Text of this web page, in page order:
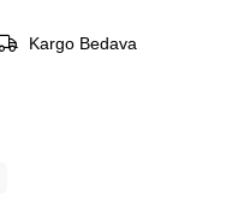
Kargo Bedava